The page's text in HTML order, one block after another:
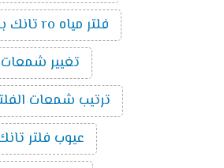
فلتر مياه ro تانك باور بلس ال7 مراحل
تغيير شمعات
ترتيب شمعات الفلتر 7
عيوب فلتر تانك 7